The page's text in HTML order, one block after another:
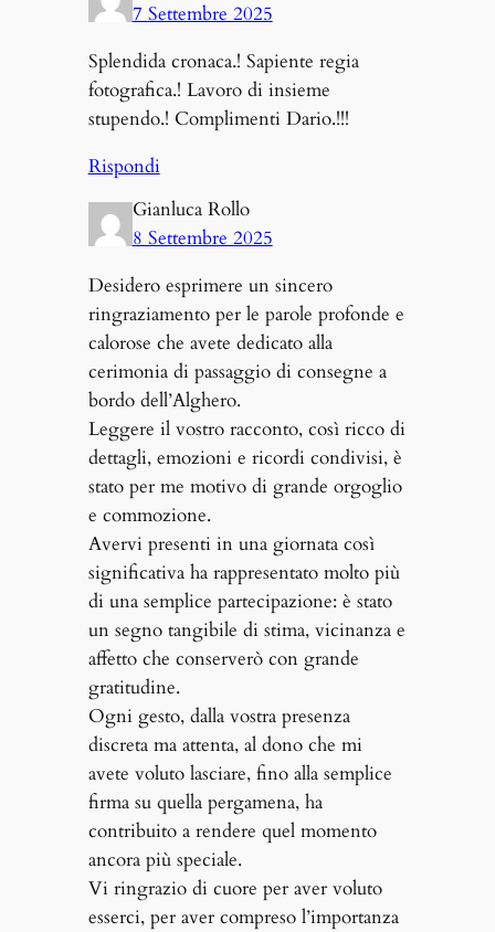
7 Settembre 2025
Splendida cronaca.! Sapiente regia
fotografica.! Lavoro di insieme
stupendo.! Complimenti Dario.!!!
Rispondi
Gianluca Rollo
8 Settembre 2025
Desidero esprimere un sincero
ringraziamento per le parole profonde e
calorose che avete dedicato alla
cerimonia di passaggio di consegne a
bordo dell’Alghero.
Leggere il vostro racconto, così ricco di
dettagli, emozioni e ricordi condivisi, è
stato per me motivo di grande orgoglio
e commozione.
Avervi presenti in una giornata così
significativa ha rappresentato molto più
di una semplice partecipazione: è stato
un segno tangibile di stima, vicinanza e
affetto che conserverò con grande
gratitudine.
Ogni gesto, dalla vostra presenza
discreta ma attenta, al dono che mi
avete voluto lasciare, fino alla semplice
firma su quella pergamena, ha
contribuito a rendere quel momento
ancora più speciale.
Vi ringrazio di cuore per aver voluto
esserci, per aver compreso l’importanza